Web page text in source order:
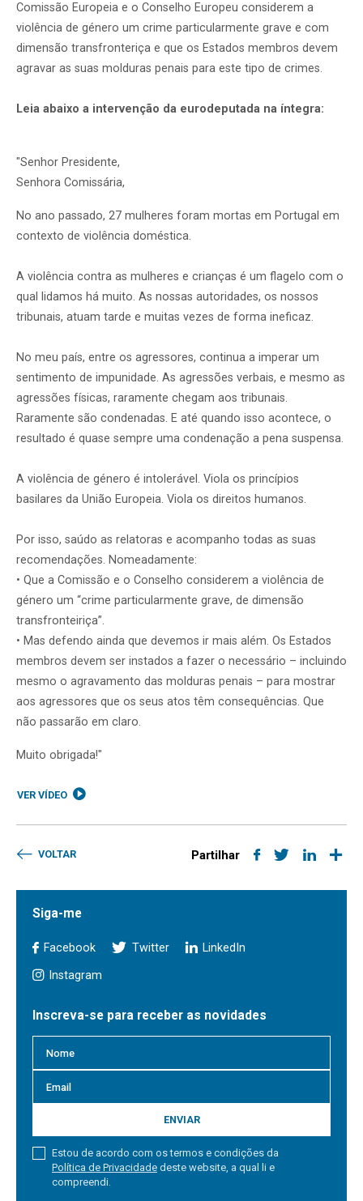
Comissão Europeia e o Conselho Europeu considerem a
violência de género um crime particularmente grave e com
dimensão transfronteriça e que os Estados membros devem
agravar as suas molduras penais para este tipo de crimes.
Leia abaixo a intervenção da eurodeputada na íntegra:
"Senhor Presidente,
Senhora Comissária,
No ano passado, 27 mulheres foram mortas em Portugal em
contexto de violência doméstica.
A violência contra as mulheres e crianças é um flagelo com o
qual lidamos há muito. As nossas autoridades, os nossos
tribunais, atuam tarde e muitas vezes de forma ineficaz.
No meu país, entre os agressores, continua a imperar um
sentimento de impunidade. As agressões verbais, e mesmo as
agressões físicas, raramente chegam aos tribunais.
Raramente são condenadas. E até quando isso acontece, o
resultado é quase sempre uma condenação a pena suspensa.
A violência de género é intolerável. Viola os princípios
basilares da União Europeia. Viola os direitos humanos.
Por isso, saúdo as relatoras e acompanho todas as suas
recomendações. Nomeadamente:
• Que a Comissão e o Conselho considerem a violência de
género um “crime particularmente grave, de dimensão
transfronteiriça”.
• Mas defendo ainda que devemos ir mais além. Os Estados
membros devem ser instados a fazer o necessário – incluindo
mesmo o agravamento das molduras penais – para mostrar
aos agressores que os seus atos têm consequências. Que
não passarão em claro.
Muito obrigada!"
VER VÍDEO
VOLTAR Partilhar
Siga-me
Facebook Twitter LinkedIn
Instagram
Inscreva-se para receber as novidades
ENVIAR
Estou de acordo com os termos e condições da
Política de Privacidade deste website, a qual li e
compreendi.